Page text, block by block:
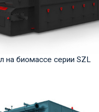
на биомассе серии SZL
т/ч Температура на выходе: ...